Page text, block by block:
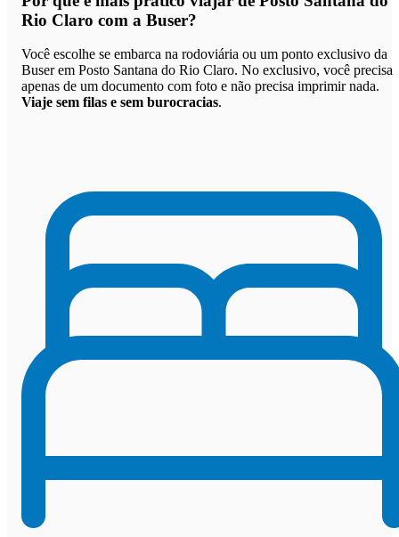
Rio Claro com a Buser?
Você escolhe se embarca na rodoviária ou um ponto exclusivo da
Buser em Posto Santana do Rio Claro. No exclusivo, você precisa
apenas de um documento com foto e não precisa imprimir nada.
Viaje sem filas e sem burocracias.